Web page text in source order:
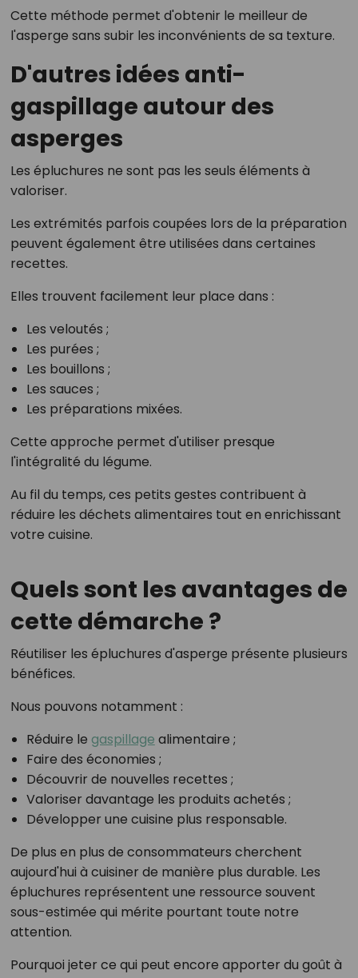
Cette méthode permet d'obtenir le meilleur de
l'asperge sans subir les inconvénients de sa texture.
D'autres idées anti-
gaspillage autour des
asperges
Les épluchures ne sont pas les seuls éléments à
valoriser.
Les extrémités parfois coupées lors de la préparation
peuvent également être utilisées dans certaines
recettes.
Elles trouvent facilement leur place dans :
Les veloutés ;
Les purées ;
Les bouillons ;
Les sauces ;
Les préparations mixées.
Cette approche permet d'utiliser presque
l'intégralité du légume.
Au fil du temps, ces petits gestes contribuent à
réduire les déchets alimentaires tout en enrichissant
votre cuisine.
Quels sont les avantages de
cette démarche ?
Réutiliser les épluchures d'asperge présente plusieurs
bénéfices.
Nous pouvons notamment :
Réduire le gaspillage alimentaire ;
Faire des économies ;
Découvrir de nouvelles recettes ;
Valoriser davantage les produits achetés ;
Développer une cuisine plus responsable.
De plus en plus de consommateurs cherchent
aujourd'hui à cuisiner de manière plus durable. Les
épluchures représentent une ressource souvent
sous-estimée qui mérite pourtant toute notre
attention.
Pourquoi jeter ce qui peut encore apporter du goût à